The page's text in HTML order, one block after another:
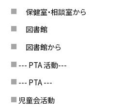
保健室・相談室から
図書館
図書館から
--- PTA 活動---
--- PTA ---
児童会活動